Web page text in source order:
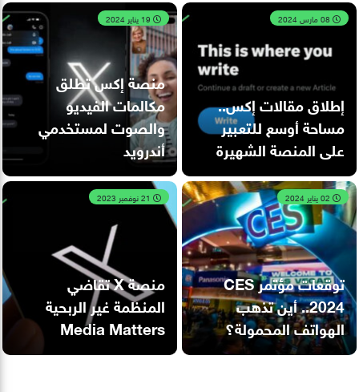
إطلاق مقالات إكس..
مساحة أوسع للتعبير
على المنصة الشهيرة
منصة إكس تطلق
مكالمات الفيديو
والصوت لمستخدمي
أندرويد
توقعات مؤتمر CES
2024.. أين تذهب
الهواتف المحمولة؟
منصة X تقاضي
المنظمة غير الربحية
Media Matters